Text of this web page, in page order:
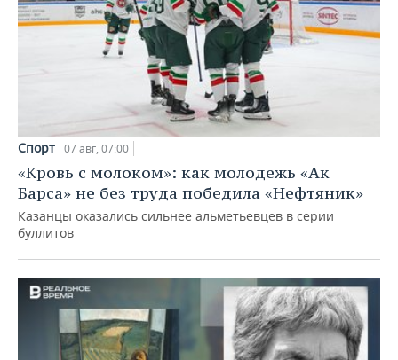
Спорт 07 авг, 07:00
«Кровь с молоком»: как молодежь «Ак
Барса» не без труда победила «Нефтяник»
Казанцы оказались сильнее альметьевцев в серии
буллитов